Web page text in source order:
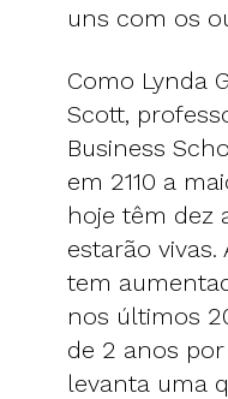
uns com os
Como Lynda
Scott,
Business
em 2110 a
hoje têm dez
estarão vivas.
tem
nos últimos
de 2 anos
levanta uma